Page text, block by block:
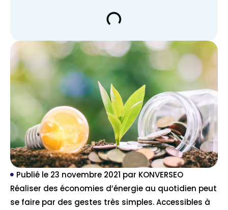
Publié le 23 novembre 2021 par KONVERSEO
Réaliser des économies d’énergie au quotidien peut
se faire par des gestes très simples. Accessibles à